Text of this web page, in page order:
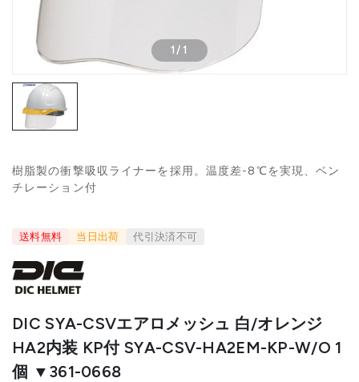
1/ 1
樹脂製の衝撃吸収ライナーを採用。温度差-8℃を実現、ベン
チレーション付
送料無料 当日出荷 代引決済不可
DIC SYA-CSVエアロメッシュ 白/オレンジ
HA2内装 KP付 SYA-CSV-HA2EM-KP-W/O 1
個 ▼361-0668